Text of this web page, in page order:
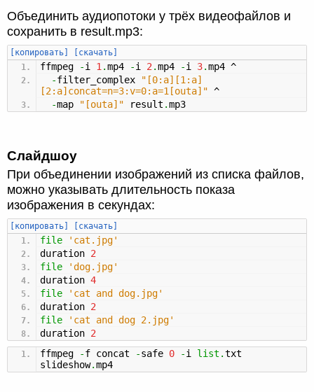
Объединить аудиопотоки у трёх видеофайлов и
сохранить в result.mp3:
[копировать] [скачать]
ffmpeg -i 1 .mp4 -i 2 .mp4 -i 3.mp4 ^
-filter_complex
"[0:a][1:a]
[2:a]concat=n=3:v=0:a=1[outa]" ^
-map "[outa]" result .mp3
Слайдшоу
При объединении изображений из списка файлов,
можно указывать длительность показа
изображения в секундах:
[копировать] [скачать]
file
'cat.jpg'
duration 2
file
'dog.jpg'
duration 4
file
'cat and dog.jpg'
duration 2
file
'cat and dog 2.jpg'
duration 2
ffmpeg
-f concat -safe 0 -i list .txt
slideshow.mp4